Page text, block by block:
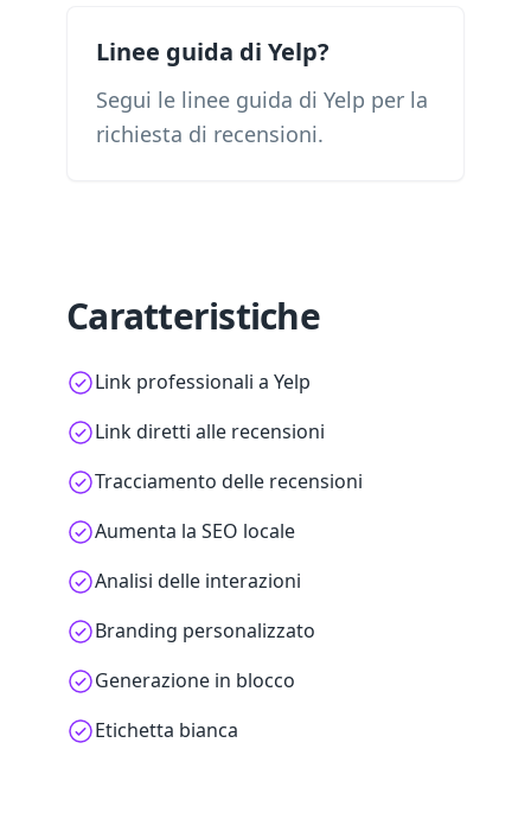
Linee guida di Yelp?
Segui le linee guida di Yelp per la
richiesta di recensioni.
Caratteristiche
Link professionali a Yelp
Link diretti alle recensioni
Tracciamento delle recensioni
Aumenta la SEO locale
Analisi delle interazioni
Branding personalizzato
Generazione in blocco
Etichetta bianca